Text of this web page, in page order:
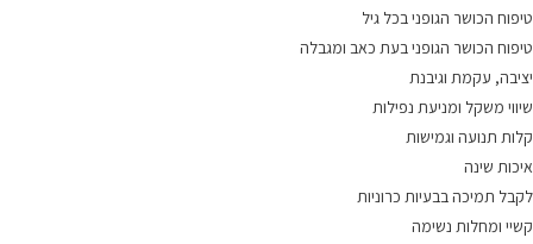
טיפוח הכושר הגופני בכל גיל
טיפוח הכושר הגופני בעת כאב ומגבלה
יציבה, עקמת וגיבנת
שיווי משקל ומניעת נפילות
קלות תנועה וגמישות
איכות שינה
לקבל תמיכה בבעיות כרוניות
קשיי ומחלות נשימה